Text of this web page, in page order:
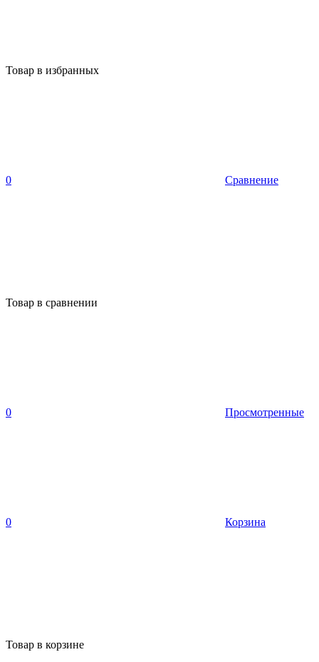
Товар в избранных
0 Сравнение
Товар в сравнении
0 Просмотренные
0 Корзина
Товар в корзине